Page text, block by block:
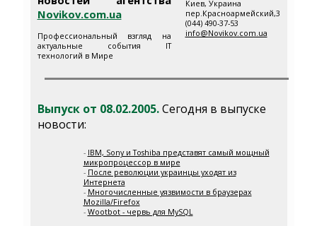
Novikov.com.ua
Профессиональный взгляд на
актуальные события IT
технологий в Мире
Киев, Украина
пер.Красноармейский,3
(044) 490-37-53
info@Novikov.com.ua
Выпуск от 08.02.2005. Сегодня в выпуске
новости:
- IBM, Sony и Toshiba представят самый мощный
микропроцессор в мире
- После революции украинцы уходят из
Интернета
- Многочисленные уязвимости в браузерах
Mozilla/Firefox
- Wootbot - червь для MySQL